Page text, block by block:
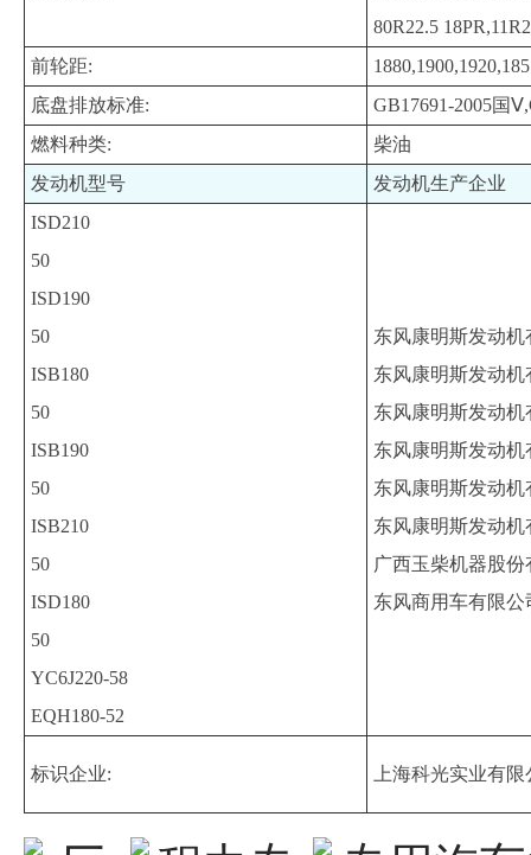
80R22.5
前轮距:
底盘排放标准:
GB17691-2005国
燃料种类:
柴油
发动机型号
发动机生产企业
ISD210
50
ISD190
50
ISB180
50
ISB190
50
ISB210
50
ISD180
50
YC6J220-58
EQH180-52
东风康明斯发动机
东风康明斯发动机
东风康明斯发动机
东风康明斯发动机
东风康明斯发动机
东风康明斯发动机
广西玉柴机器股份
东风商用车有限公
标识企业: 上海科光实业有限